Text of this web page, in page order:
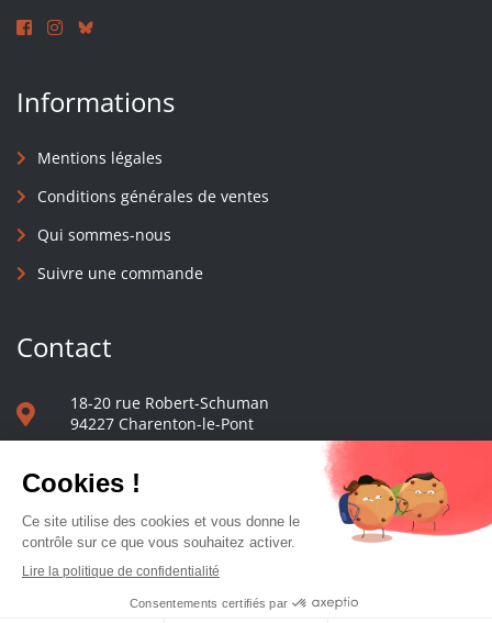
Informations
Mentions légales
Conditions générales de ventes
Qui sommes-nous
Suivre une commande
Contact
18-20 rue Robert-Schuman
94227 Charenton-le-Pont